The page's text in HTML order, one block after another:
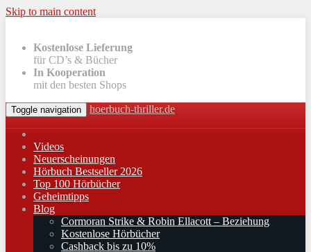
Skip to main content
Kostenlose Lieferung
für CD’s & Bücher
In Kooperation
mit den besten Shops
Toggle navigation hoerbuch-thriller.de
Videos
Neuerscheinungen
Hörbuch Bestseller 2026
Top 100 Hörbücher
Geheimtipps
Blog
Cormoran Strike & Robin Ellacott – Beziehung
Kostenlose Hörbücher
Cashback bis zu 10%